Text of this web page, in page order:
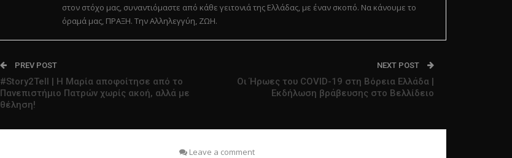
στον στόχο μας, συναντιόμαστε από κάθε γειτονιά της Ελλάδας, με έναν σκοπό. Να κάνουμε το
όραμά μας, ΠΡΑΞΗ. Την Αλληλεγγύη, ΖΩΗ.
PREV POST
#Story2Tell | Η Μαρία αποφοίτησε από το
Πανεπιστήμιο Πατρών χωρίς ακοή, αλλά με
θέληση!
NEXT POST
Οι Ήρωες του COVID-19 στη Βόρεια Ελλάδα |
Εκδήλωση βράβευσης στο Βελλίδειο
Leave a comment